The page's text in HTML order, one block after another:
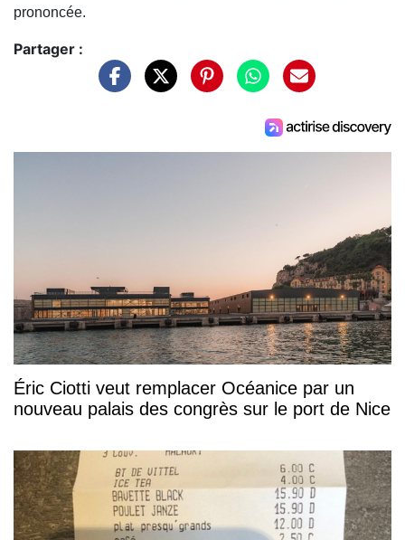
prononcée.
Partager :
Éric Ciotti veut remplacer Océanice par un
nouveau palais des congrès sur le port de Nice